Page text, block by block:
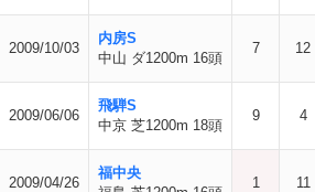
2009/10/03
内房S
中山 ダ1200m 16頭
7 12
2009/06/06
飛騨S
中京 芝1200m 18頭
9 4
2009/04/26
福中央
1 11